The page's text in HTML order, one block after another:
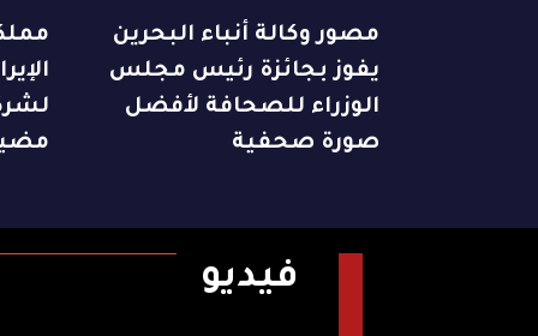
مصور وكالة أنباء البحرين
يفوز بجائزة رئيس مجلس
الوزراء للصحافة لأفضل
صورة صحفية
فيديو